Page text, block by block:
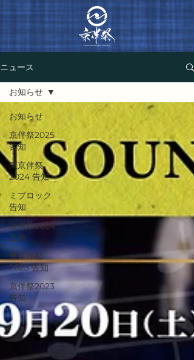
ニュース
お知らせ
京伴祭2025
告知
東京伴祭
2024 告知
ミブロック
告知
京伴祭2024
告知
東京伴祭
2023 告知
京伴祭2023
告知
お知らせ